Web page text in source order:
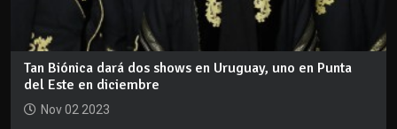
Tan Biónica dará dos shows en Uruguay, uno en Punta
del Este en diciembre
Nov 02 2023